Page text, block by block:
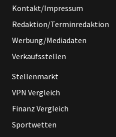
Kontakt/Impressum
Redaktion/Terminredaktion
Werbung/Mediadaten
Verkaufsstellen
Stellenmarkt
VPN Vergleich
Finanz Vergleich
Sportwetten